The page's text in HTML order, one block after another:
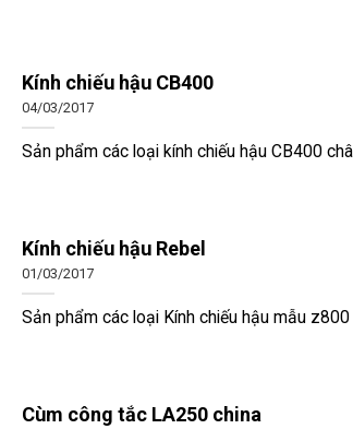
Kính chiếu hậu CB400
04/03/2017
Sản phẩm các loại kính chiếu hậu CB400
Kính chiếu hậu Rebel
01/03/2017
Sản phẩm các loại Kính chiếu hậu mẫu z800
Cùm công tắc LA250 china